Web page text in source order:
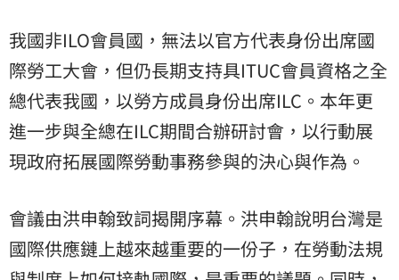
我國非ILO會員國，無法以官方代表身份出席國
際勞工大會，但仍長期支持具ITUC會員資格之全
總代表我國，以勞方成員身份出席ILC。本年更
進一步與全總在ILC期間合辦研討會，以行動展
現政府拓展國際勞動事務參與的決心與作為。
會議由洪申翰致詞揭開序幕。洪申翰說明台灣是
國際供應鏈上越來越重要的一份子，在勞動法規